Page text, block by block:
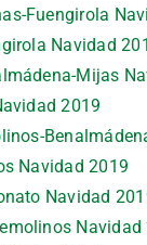
Fuengirola
Navidad
Mijas
2019
Navidad 2019
Navidad
Navidad